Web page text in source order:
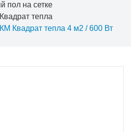
пол на сетке
тепла
Квадрат тепла 4 м2 / 600 Вт